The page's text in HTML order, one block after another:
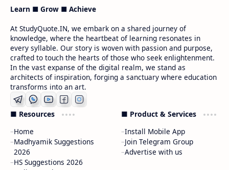
Learn ■ Grow ■ Achieve
At StudyQuote.IN, we embark on a shared journey of
knowledge, where the heartbeat of learning resonates in
every syllable. Our story is woven with passion and purpose,
crafted to touch the hearts of those who seek enlightenment.
In the vast expanse of the digital realm, we stand as
architects of inspiration, forging a sanctuary where education
transforms into an art.
■ Resources
Home
Madhyamik Suggestions
2026
HS Suggestions 2026
■ Product & Services
Install Mobile App
Join Telegram Group
Advertise with us